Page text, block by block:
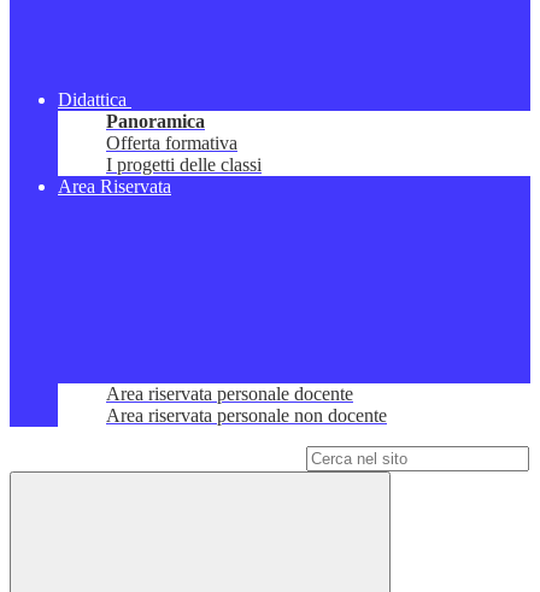
Didattica
Panoramica
Offerta formativa
I progetti delle classi
Area Riservata
Area riservata personale docente
Area riservata personale non docente